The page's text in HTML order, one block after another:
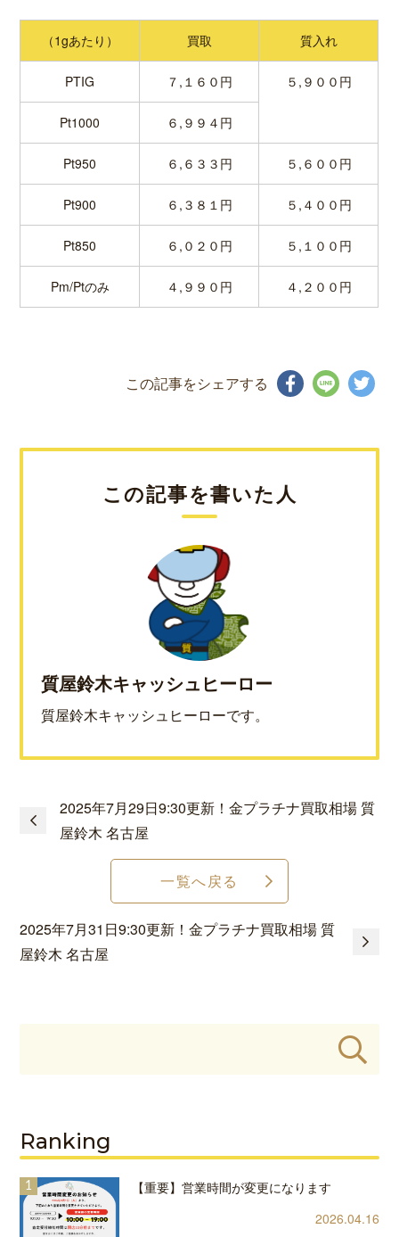
（1gあたり） 買取 質入れ
PTIG ７,１６０円 ５,９００円
Pt1000 ６,９９４円
Pt950 ６,６３３円 ５,６００円
Pt900 ６,３８１円 ５,４００円
Pt850 ６,０２０円 ５,１００円
Pm/Ptのみ ４,９９０円 ４,２００円
この記事をシェアする
この記事を書いた人
質屋鈴木キャッシュヒーロー
質屋鈴木キャッシュヒーローです。
2025年7月29日9:30更新！金プラチナ買取相場 質
屋鈴木 名古屋
一覧へ戻る
2025年7月31日9:30更新！金プラチナ買取相場 質
屋鈴木 名古屋
Ranking
【重要】営業時間が変更になります
2026.04.16